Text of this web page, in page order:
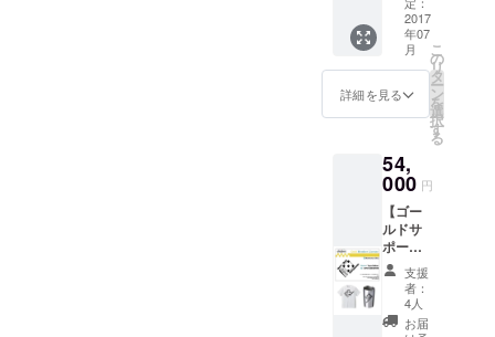
TOPPE
R DOMI
デザイ
ン・サ
ポー
MEGAS
TOPPE
R DOMI
デザイ
ン・サ
ポー
タータ
ンブ
ラー ・
ch＠nt
ポー
ターラ
イセン
ス
来店
時、毎
回ワン
クサー
ビス
イベ
ント優
先予約
年
に二度
当店主
催イベ
ントへ
2017
年07
月
詳細を見る
こ
の
リ
タ
ー
ン
を
選
択
す
る
54,
000 円
【ゴー
ルドサ
ポー
ターラ
イセン
スコー
ス】 ・
支援
者：
4人
お届